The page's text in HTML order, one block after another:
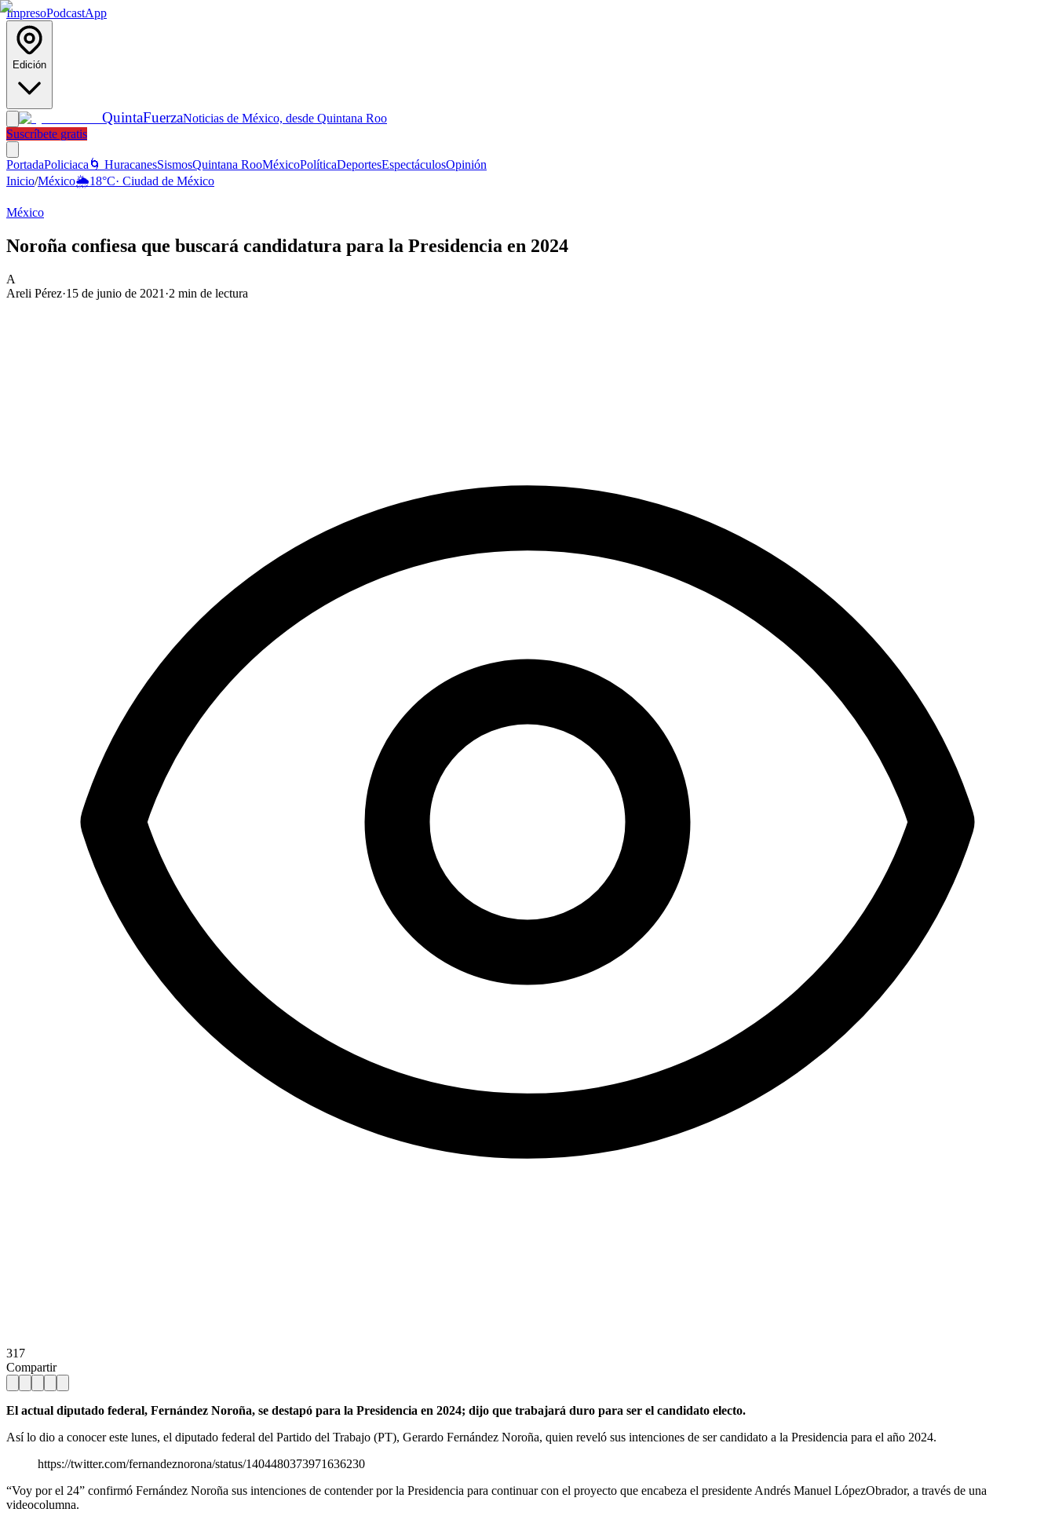
ImpresoPodcastApp
Edición
QuintaFuerzaNoticias de México, desde Quintana Roo
Suscríbete gratis
PortadaPoliciaca 🌀 HuracanesSismosQuintana RooMéxicoPolíticaDeportesEspectáculosOpinión
Inicio/México🌦️18°C· Ciudad de México
México
Noroña confiesa que buscará candidatura para la Presidencia en 2024
A
Areli Pérez·15 de junio de 2021 ·2 min de lectura
317
Compartir
El actual diputado federal, Fernández Noroña, se destapó para la Presidencia en 2024; dijo que trabajará duro para ser el candidato electo.
Así lo dio a conocer este lunes, el diputado federal del Partido del Trabajo (PT), Gerardo Fernández Noroña, quien reveló sus intenciones de ser candidato a la Presidencia para el año 2024.
https://twitter.com/fernandeznorona/status/1404480373971636230
“Voy por el 24” confirmó Fernández Noroña sus intenciones de contender por la Presidencia para continuar con el proyecto que encabeza el presidente Andrés Manuel LópezObrador, a través de una
videocolumna.